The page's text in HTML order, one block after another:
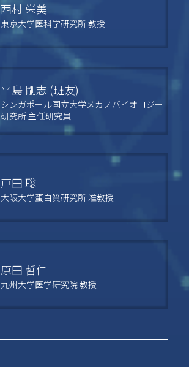
西村 栄美
東京大学医科学研究所 教授
平島 剛志 (班友)
シンガポール国立大学メカノバイオロジー
研究所 主任研究員
戸田 聡
大阪大学蛋白質研究所 准教授
原田 哲仁
九州大学医学研究院 教授